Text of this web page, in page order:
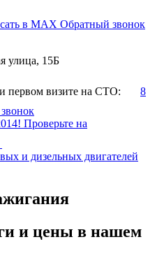
в MAX Обратный звонок
улица, 15Б
первом визите на СТО:
8
Проверьте на
и дизельных двигателей
и цены в нашем